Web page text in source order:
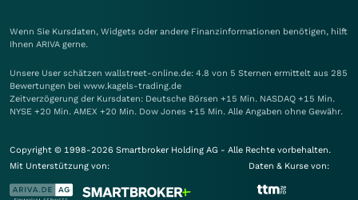
Wenn Sie Kursdaten, Widgets oder andere Finanzinformationen benötigen, hilft
Ihnen ARIVA gerne.
Unsere User schätzen wallstreet-online.de: 4.8 von 5 Sternen ermittelt aus 285
Bewertungen bei www.kagels-trading.de
Zeitverzögerung der Kursdaten: Deutsche Börsen +15 Min. NASDAQ +15 Min.
NYSE +20 Min. AMEX +20 Min. Dow Jones +15 Min. Alle Angaben ohne Gewähr.
Copyright © 1998-2026 Smartbroker Holding AG - Alle Rechte vorbehalten.
Mit Unterstützung von:
Daten & Kurse von: